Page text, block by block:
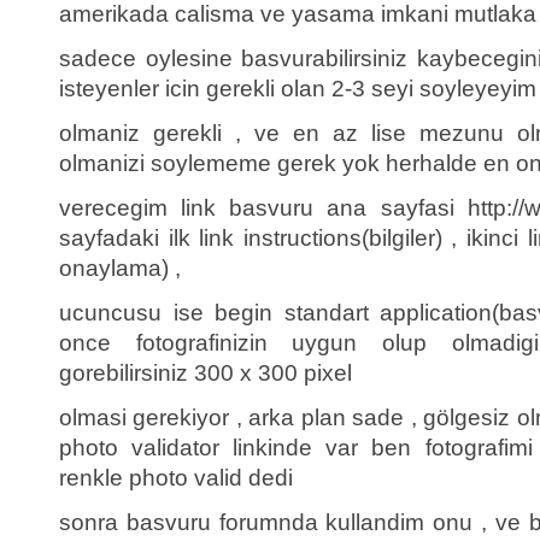
amerikada calisma ve yasama imkani
sadece oylesine basvurabilirsiniz
isteyenler icin gerekli olan 2-3 seyi
olmaniz gerekli , ve en az lise mezunu
olmanizi soylememe gerek yok herhalde en
verecegim link basvuru ana sayfasi http://
sayfadaki ilk link instructions(bilgiler) , ikinci
onaylama) ,
ucuncusu ise begin standart
once fotografinizin uygun olup
gorebilirsiniz 300 x 300 pixel
olmasi gerekiyor , arka plan sade , gölgesiz
photo validator linkinde var ben
renkle photo valid dedi
sonra basvuru forumnda kullandim onu , ve